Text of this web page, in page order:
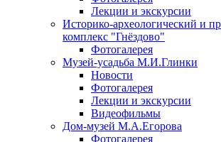
Лекции и экскурсии
Историко-археологический и
комплекс "Гнёздово"
Фотогалерея
Музей-усадьба М.И.Глинки
Новости
Фотогалерея
Лекции и экскурсии
Видеофильмы
Дом-музей М.А.Егорова
Фотогалерея